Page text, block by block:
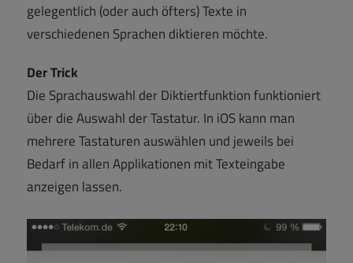
gelegentlich (oder auch öfters) Texte in
verschiedenen Sprachen diktieren möchte.
Der Trick
Die Sprachauswahl der Diktiertfunktion funktioniert
über die Auswahl der Tastatur. In iOS kann man
mehrere Tastaturen auswählen und jeweils bei
Bedarf in allen Applikationen mit Texteingabe
anzeigen lassen.